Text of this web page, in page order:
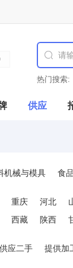
热门搜索:
供应
机械与模具 食
学品 煤炭化学品
重庆 河北
西藏 陕西
供应二手 提供加